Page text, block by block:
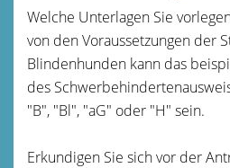
Welche Unterlagen Sie
von den Voraussetzungen der
Blindenhunden kann das
des
"B", "Bl", "aG" oder "H" sein.
Erkundigen Sie sich vor der